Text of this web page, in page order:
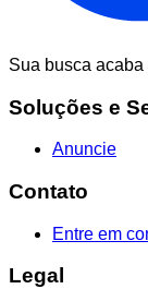
Sua busca acaba
Soluções e
Anuncie
Contato
Entre em
Legal